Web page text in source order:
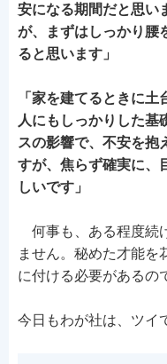
安になる期間だと思い
が、まずはしっかり腰
ると思います」
「家を建てるときに
人にもしっかりした基
スの影響で、不安を抱
すが、焦らず確実に、
しいです」
何事も、ある程度続
ません。秘めた才能を
に付ける必要があるの
今日もわが社は、ツイ